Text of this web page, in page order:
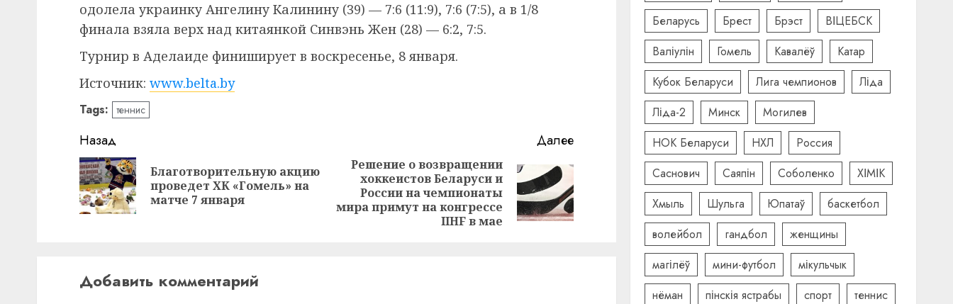
одолела украинку Ангелину Калинину (39) — 7:6 (11:9), 7:6 (7:5), а в 1/8
финала взяла верх над китаянкой Синвэнь Жен (28) — 6:2, 7:5.
Турнир в Аделаиде финиширует в воскресенье, 8 января.
Источник: www.belta.by
Tags: теннис
Навигация
записи
Назад
Предыдущая
запись:
Благотворительную акцию
проведет ХК «Гомель» на
матче 7 января
Далее
Следующая
запись:
Решение о возвращении
хоккеистов Беларуси и
России на чемпионаты
мира примут на конгрессе
IIHF в мае
Добавить комментарий
Беларусь
Брест Брэст
ВІЦЕБСК
Валіулін
Гомель Кавалёў
Катар
Кубок Беларуси
Лига чемпионов
Ліда
Ліда-2
Минск
Могилев
НОК Беларуси
НХЛ
Россия
Саснович
Саяпін Соболенко
ХІМІК
Хмыль
Шульга Юпатаў
баскетбол
волейбол
гандбол
женщины
магілёў
мини-футбол
мікульчык
нёман
пінскія ястрабы спорт
теннис